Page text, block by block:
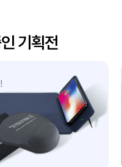
기획전